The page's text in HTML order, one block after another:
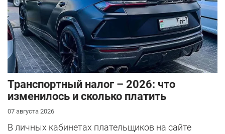
Транспортный налог – 2026: что
изменилось и сколько платить
07 августа 2026
В личных кабинетах плательщиков на сайте